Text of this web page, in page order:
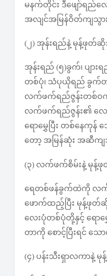
မနက်တိုင်း ဒီဖျော်ရည်
အလျင်အမြန်ဝိတ်ကျသွား
(၂) အုန်းရည်နဲ့ မုန့်ဖုတ်ဆိုဒ
အုန်းရည် (၅)ခွက်၊ ပျ
တစ်ပုံ၊ သံပုယိုရည် ခွက်
လက်ဖက်ရည်ဇွန်းတစ်ဝက်
လက်ဖက်ရည်ဇွန်း၏ လ
ရောမွှေပြီး တစ်နေကု
တော့ အမြန်ဆုံး အဆီကျသွ
(၃) လက်ဖက်စိမ်းနဲ့ မုန့်ဖု
ရေတစ်ဖန်ခွက်ထဲကို လ
ဖောက်ထည့်ပြီး မုန့်ဖုတ်
လေးပုံတစ်ပုံတို့နှင့် ရော
တာကို စောင့်ပြီးရင် သေ
(၄) ပန်းသီးရှာလကာနဲ့ မု